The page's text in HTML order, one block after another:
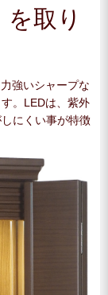
取り
強いシャープな
。LEDは、紫外
にくい事が特徴